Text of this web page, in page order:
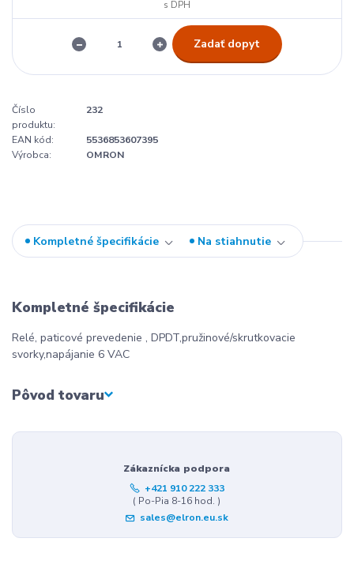
Zadať dopyt
Číslo
produktu:
232
EAN kód:
5536853607395
Výrobca:
OMRON
Kompletné špecifikácie Na stiahnutie
Kompletné špecifikácie
Relé, paticové prevedenie , DPDT,pružinové/skrutkovacie
svorky,napájanie 6 VAC
Pôvod tovaru
Zákaznícka podpora
+421 910 222 333
( Po-Pia 8-16 hod. )
sales@elron.eu.sk